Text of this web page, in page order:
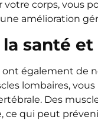
votre corps, vous
amélioration
santé
ont également de
lombaires,
Des
ce qui peut